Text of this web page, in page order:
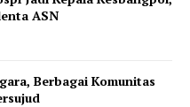
ASN
Berbagai Komunitas